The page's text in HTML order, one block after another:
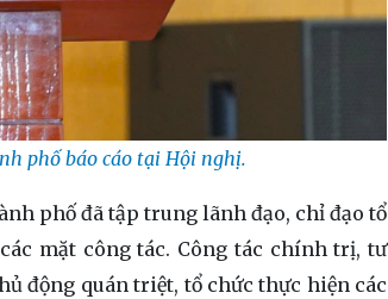
phố báo cáo tại Hội nghị.
phố đã tập trung lãnh đạo, chỉ đạo tổ
mặt công tác. Công tác chính trị, tư
động quán triệt, tổ chức thực hiện các